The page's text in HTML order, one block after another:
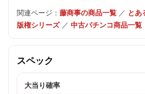
関連ページ： 藤商事の商品一覧 ／ とあ
版権シリーズ／ 中古パチンコ商品一覧
スペック
大当り確率